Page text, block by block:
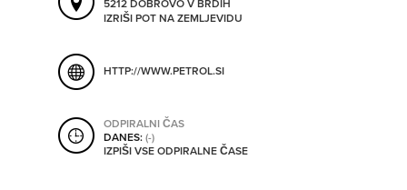
SO ODPRTA V
5212 DOBROVO V BRDIH
IZRIŠI POT NA ZEMLJEVIDU
HTTP://WWW.PETROL.SI
ODPIRALNI ČAS
DANES:(-)
IZPIŠI VSE ODPIRALNE ČASE